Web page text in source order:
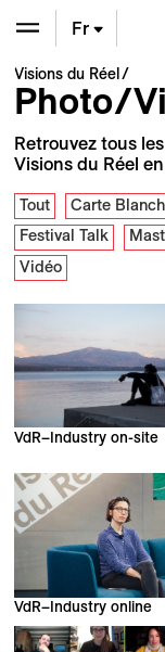
En
De
Fr
Visions du Réel
Photo/
Retrouvez tous
Visions du Réel
Tout Carte
Festival Talk
Vidéo
VdR–Industry on-site
VdR–Industry online